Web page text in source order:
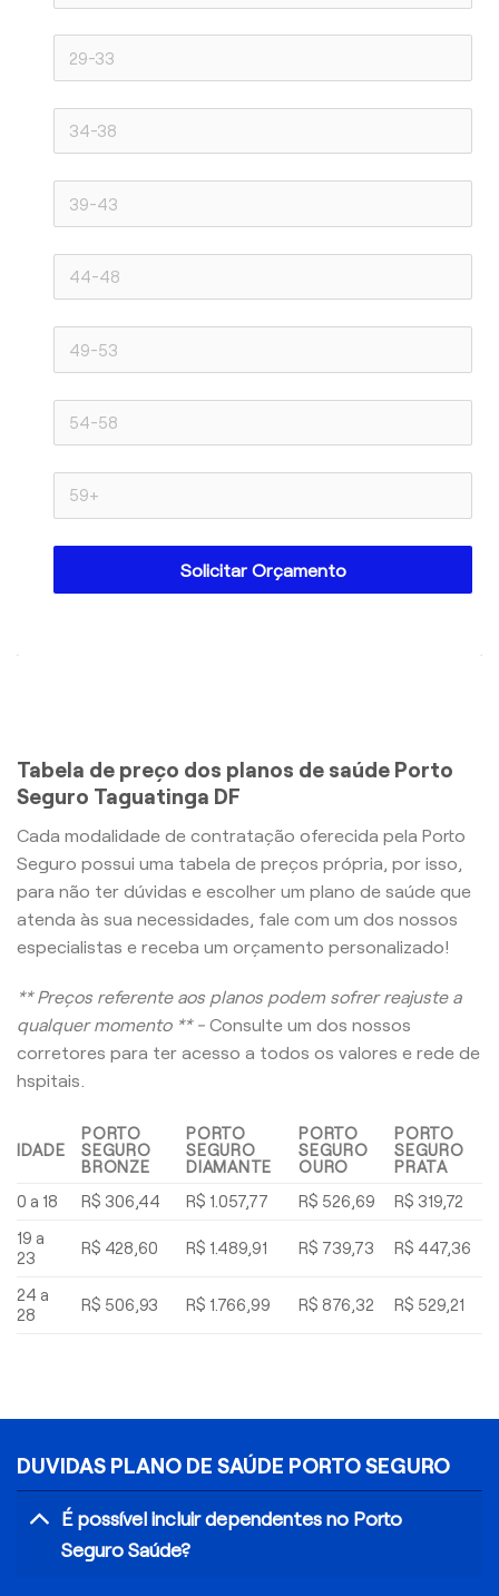
Solicitar Orçamento
Tabela de preço dos planos de saúde Porto
Seguro Taguatinga DF
Cada modalidade de contratação oferecida pela Porto
Seguro possui uma tabela de preços própria, por isso,
para não ter dúvidas e escolher um plano de saúde que
atenda às sua necessidades, fale com um dos nossos
especialistas e receba um orçamento personalizado!
** Preços referente aos planos podem sofrer reajuste a
qualquer momento ** - Consulte um dos nossos
corretores para ter acesso a todos os valores e rede de
hspitais.
IDADE
PORTO
SEGURO
BRONZE
PORTO
SEGURO
DIAMANTE
PORTO
SEGURO
OURO
PORTO
SEGURO
PRATA
0 a 18
R$ 306,44 R$ 1.057,77 R$ 526,69
R$ 319,72
19 a
23
R$ 428,60 R$ 1.489,91 R$ 739,73 R$ 447,36
24 a
28
R$ 506,93 R$ 1.766,99 R$ 876,32 R$ 529,21
DUVIDAS PLANO DE SAÚDE PORTO SEGURO
É possível incluir dependentes no Porto
Seguro Saúde?